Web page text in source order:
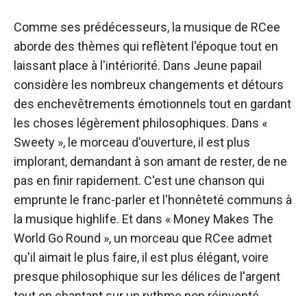
Comme ses prédécesseurs, la musique de RCee
aborde des thèmes qui reflètent l'époque tout en
laissant place à l'intériorité. Dans Jeune papail
considère les nombreux changements et détours
des enchevêtrements émotionnels tout en gardant
les choses légèrement philosophiques. Dans «
Sweety », le morceau d'ouverture, il est plus
implorant, demandant à son amant de rester, de ne
pas en finir rapidement. C'est une chanson qui
emprunte le franc-parler et l'honnêteté communs à
la musique highlife. Et dans « Money Makes The
World Go Round », un morceau que RCee admet
qu'il aimait le plus faire, il est plus élégant, voire
presque philosophique sur les délices de l'argent